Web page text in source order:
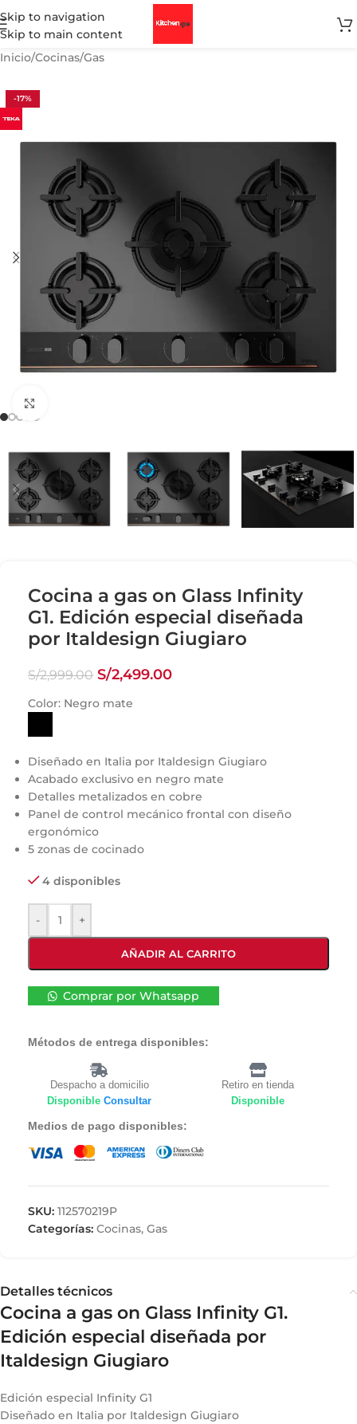
Skip to navigation
Skip to main content
Inicio/Cocinas/Gas
-17%
Cocina a gas on Glass Infinity
G1. Edición especial diseñada
por Italdesign Giugiaro
S/2,999.00 S/2,499.00
Color: Negro mate
Diseñado en Italia por Italdesign Giugiaro
Acabado exclusivo en negro mate
Detalles metalizados en cobre
Panel de control mecánico frontal con diseño
ergonómico
5 zonas de cocinado
4 disponibles
- +
AÑADIR AL CARRITO
Comprar por Whatsapp
Métodos de entrega disponibles:
Despacho a domicilio
Disponible Consultar
Retiro en tienda
Disponible
Medios de pago disponibles:
SKU: 112570219P
Categorías: Cocinas, Gas
Detalles técnicos
Cocina a gas on Glass Infinity G1.
Edición especial diseñada por
Italdesign Giugiaro
Edición especial Infinity G1
Diseñado en Italia por Italdesign Giugiaro